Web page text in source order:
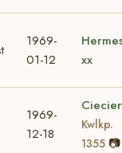
1969-
01-12
xx
1969-
12-18
Kwlkp.
1355 📷